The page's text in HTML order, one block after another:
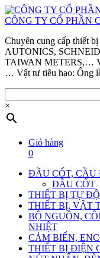
CÔNG TY CỔ PHẦN
Chuyên cung cấp thiết
AUTONICS,
TAIWAN METERS,…
… Vật tư tiêu hao: Ống
×
Giỏ hàng
0
ĐẦU CỐT, CẦU
ĐẦU CỐT
THIẾT BỊ TỰ
THIẾT BỊ, VẬT
BỘ NGUỒN,
NHIỆT
CẢM BIẾN,
THIẾT BỊ ĐIỆN